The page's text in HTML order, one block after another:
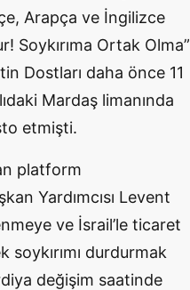
Arapça ve İngilizce
Soykırıma Ortak Olma”
Dostları daha önce 11
Mardaş limanında
etmişti.
platform
Yardımcısı Levent
ve İsrail’le ticaret
durdurmak
değişim saatinde